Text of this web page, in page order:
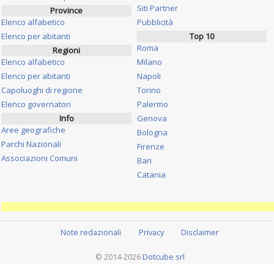
Province
Elenco alfabetico
Elenco per abitanti
Regioni
Elenco alfabetico
Elenco per abitanti
Capoluoghi di regione
Elenco governatori
Info
Aree geografiche
Parchi Nazionali
Associazioni Comuni
Siti Partner
Pubblicità
Top 10
Roma
Milano
Napoli
Torino
Palermo
Genova
Bologna
Firenze
Bari
Catania
Note redazionali Privacy Disclaimer
© 2014-2026 Dotcube srl